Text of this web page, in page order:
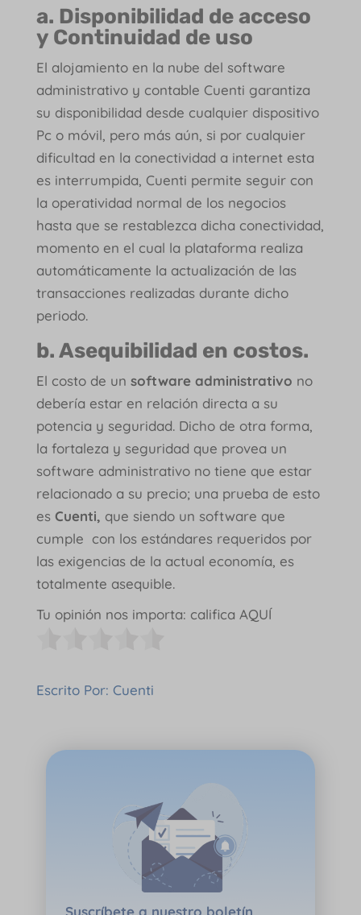
a. Disponibilidad de acceso
y Continuidad de uso
El alojamiento en la nube del software
administrativo y contable Cuenti garantiza
su disponibilidad desde cualquier dispositivo
Pc o móvil, pero más aún, si por cualquier
dificultad en la conectividad a internet esta
es interrumpida, Cuenti permite seguir con
la operatividad normal de los negocios
hasta que se restablezca dicha conectividad,
momento en el cual la plataforma realiza
automáticamente la actualización de las
transacciones realizadas durante dicho
periodo.
b. Asequibilidad en costos.
El costo de un software administrativo no
debería estar en relación directa a su
potencia y seguridad. Dicho de otra forma,
la fortaleza y seguridad que provea un
software administrativo no tiene que estar
relacionado a su precio; una prueba de esto
es Cuenti, que siendo un software que
cumple con los estándares requeridos por
las exigencias de la actual economía, es
totalmente asequible.
Tu opinión nos importa: califica AQUÍ
Escrito Por: Cuenti
Suscríbete a nuestro boletín